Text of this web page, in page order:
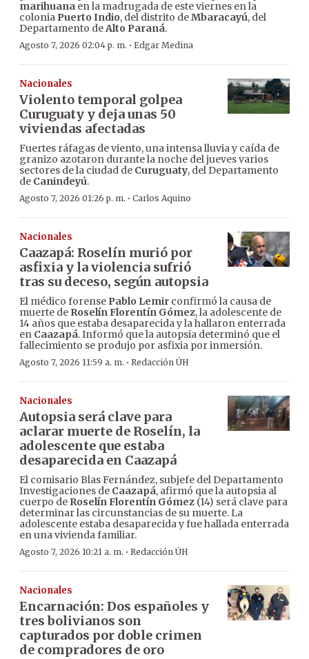
marihuana en la madrugada de este viernes en la
colonia Puerto Indio, del distrito deMbaracayú, del
Departamento deAlto Paraná.
Agosto 7, 2026 02:04 p. m. · Edgar Medina
Nacionales
Violento temporal golpea
Curuguaty y deja unas 50
viviendas afectadas
Fuertes ráfagas de viento, una intensa lluvia y caída de
granizo azotaron durante la noche del jueves varios
sectores de la ciudad de Curuguaty, del Departamento
de Canindeyú.
Agosto 7, 2026 01:26 p. m. · Carlos Aquino
Nacionales
Caazapá: Roselín murió por
asfixia y la violencia sufrió
tras su deceso, según autopsia
El médico forense Pablo Lemir confirmó la causa de
muerte de Roselín Florentín Gómez, la adolescente de
14 años que estaba desaparecida y la hallaron enterrada
en Caazapá. Informó que la autopsia determinó que el
fallecimiento se produjo por asfixia por inmersión.
Agosto 7, 2026 11:59 a. m. · Redacción ÚH
Nacionales
Autopsia será clave para
aclarar muerte de Roselín, la
adolescente que estaba
desaparecida en Caazapá
El comisario Blas Fernández, subjefe del Departamento
Investigaciones de Caazapá, afirmó que la autopsia al
cuerpo de Roselín Florentín Gómez (14) será clave para
determinar las circunstancias de su muerte. La
adolescente estaba desaparecida y fue hallada enterrada
en una vivienda familiar.
Agosto 7, 2026 10:21 a. m. · Redacción ÚH
Nacionales
Encarnación: Dos españoles y
tres bolivianos son
capturados por doble crimen
de compradores de oro